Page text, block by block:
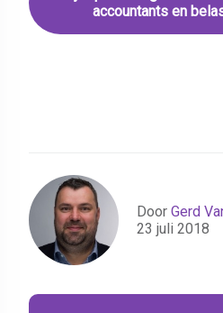
accountants en
Door Gerd
23 juli 2018